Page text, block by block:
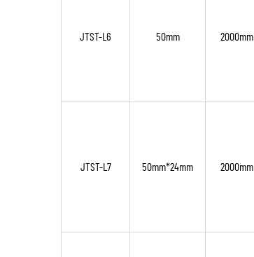
JTST-L6 50mm 2000mm
JTST-L7 50mm*24mm 2000mm